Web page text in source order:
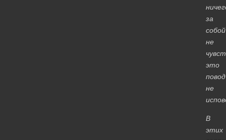
за
собой
не
это
повод
не
В
этих